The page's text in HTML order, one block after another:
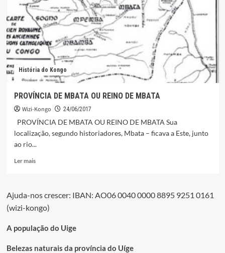
novos
médicos.
História do Kongo
PROVÍNCIA DE MBATA OU REINO DE MBATA
Wizi-Kongo 24/06/2017
PROVÍNCIA DE MBATA OU REINO DE MBATA Sua
localização, segundo historiadores, Mbata – ficava a Este, junto
ao rio...
Ler maisLeia
DE
MBATA
REINO
MBATA
Ajuda-nos crescer: IBAN: AO06 0040 0000 8895 9251 0161
(wizi-kongo)
A população do Uige
Belezas naturais da província do Uíge